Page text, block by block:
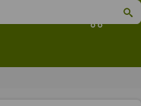
Koszyk